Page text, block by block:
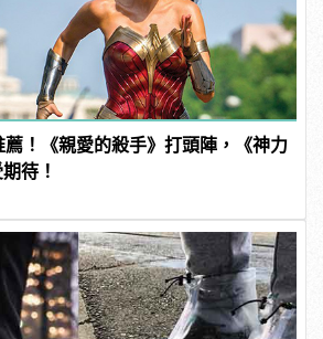
！《親愛的殺手》打頭陣，《神力
待！